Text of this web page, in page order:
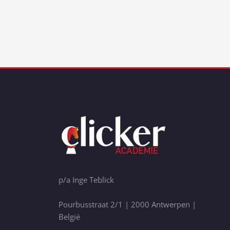
p/a Inge Teblick
Pourbusstraat 2/1 | 2000 Antwerpen |
België